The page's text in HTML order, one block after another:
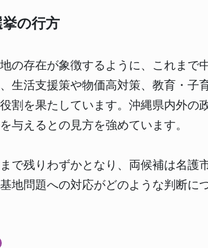
の行方
の存在が象徴するように、これま
生活支援策や物価高対策、教育・
割を果たしています。沖縄県内外
与えるとの見方を強めています。
で残りわずかとなり、両候補は名
地問題への対応がどのような判断に